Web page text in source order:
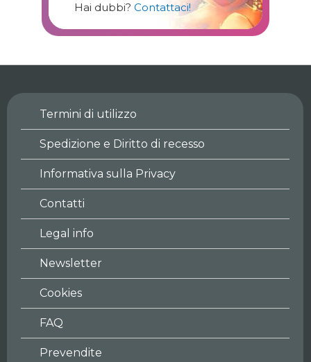
Hai dubbi? Contattaci!
Termini di utilizzo
Spedizione e Diritto di recesso
Informativa sulla Privacy
Contatti
Legal info
Newsletter
Cookies
FAQ
Prevendite